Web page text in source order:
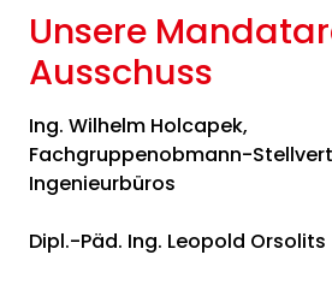
Unsere
Ausschuss
Ing. Wilhelm Holcapek,
Fachgruppenobmann-
Ingenieurbüros
Dipl.-Päd. Ing. Leopold Orsolits